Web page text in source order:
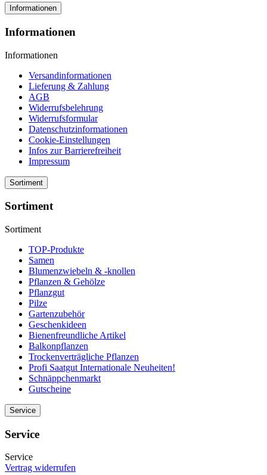
Informationen
Informationen
Informationen
Versandinformationen
Lieferung & Zahlung
AGB
Widerrufsbelehrung
Widerrufsformular
Datenschutzinformationen
Cookie-Einstellungen
Infos zur Barrierefreiheit
Impressum
Sortiment
Sortiment
Sortiment
TOP-Produkte
Samen
Blumenzwiebeln & -knollen
Pflanzen & Gehölze
Pflanzgut
Pilze
Gartenzubehör
Geschenkideen
Bienenfreundliche Artikel
Balkonpflanzen
Trockenverträgliche Pflanzen
Profi Saatgut Internationale Neuheiten!
Schnäppchenmarkt
Gutscheine
Service
Service
Service
Vertrag widerrufen